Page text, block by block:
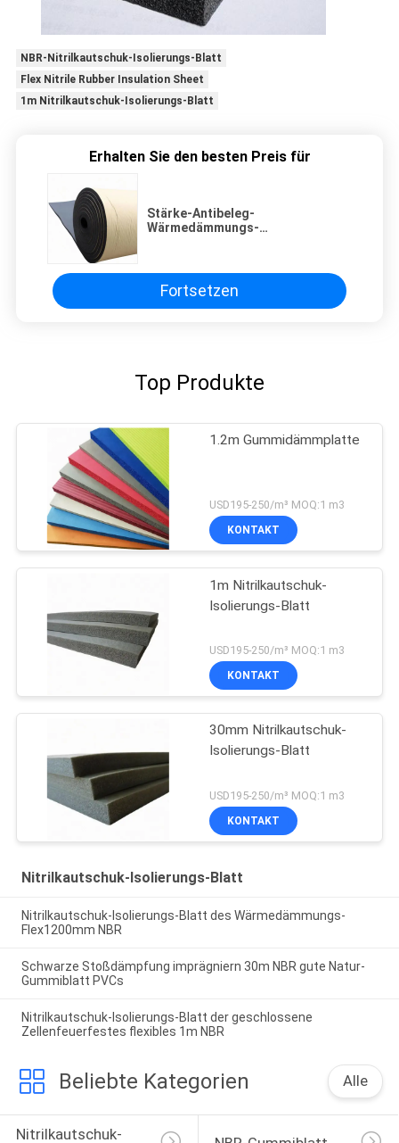
NBR-Nitrilkautschuk-Isolierungs-Blatt
Flex Nitrile Rubber Insulation Sheet
1m Nitrilkautschuk-Isolierungs-Blatt
Erhalten Sie den besten Preis für
Stärke-Antibeleg-
Wärmedämmungs-
Fortsetzen
Top Produkte
1.2m Gummidämmplatte
USD195-250/m³ MOQ:1 m3
KONTAKT
1m Nitrilkautschuk-
Isolierungs-Blatt
USD195-250/m³ MOQ:1 m3
KONTAKT
30mm Nitrilkautschuk-
Isolierungs-Blatt
USD195-250/m³ MOQ:1 m3
KONTAKT
Nitrilkautschuk-Isolierungs-Blatt
Nitrilkautschuk-Isolierungs-Blatt des Wärmedämmungs-
Flex1200mm NBR
Schwarze Stoßdämpfung imprägniern 30m NBR gute Natur-
Gummiblatt PVCs
Nitrilkautschuk-Isolierungs-Blatt der geschlossene
Zellenfeuerfestes flexibles 1m NBR
Beliebte Kategorien Alle
Nitrilkautschuk-